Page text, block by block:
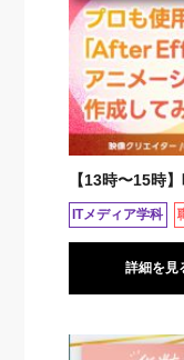
【13時〜15時
ITメディア学科
詳細を見